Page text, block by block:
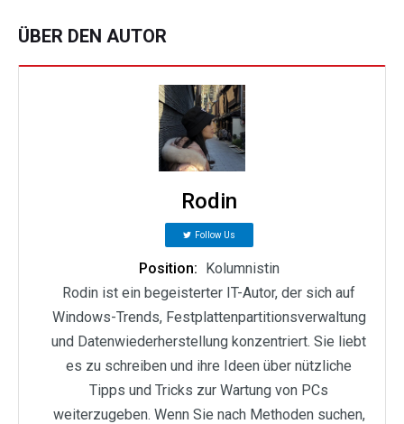
ÜBER DEN AUTOR
Rodin
Follow Us
Position: Kolumnistin
Rodin ist ein begeisterter IT-Autor, der sich auf
Windows-Trends, Festplattenpartitionsverwaltung
und Datenwiederherstellung konzentriert. Sie liebt
es zu schreiben und ihre Ideen über nützliche
Tipps und Tricks zur Wartung von PCs
weiterzugeben. Wenn Sie nach Methoden suchen,